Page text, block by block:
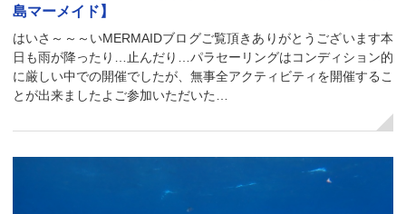
島マーメイド】
はいさ～～～いMERMAIDブログご覧頂きありがとうございます本
日も雨が降ったり…止んだり…パラセーリングはコンディション的
に厳しい中での開催でしたが、無事全アクティビティを開催するこ
とが出来ましたよご参加いただいた…